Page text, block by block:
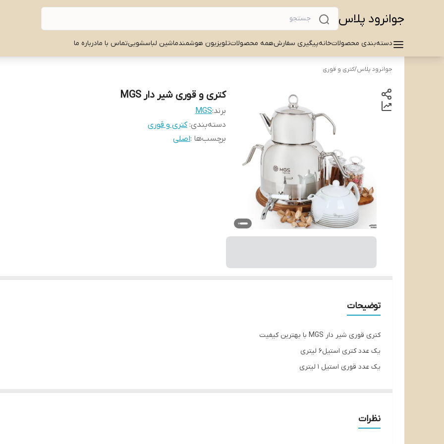
جوانرود پلاس
دسته‌بندی محصولاتخانهپیگیری سفارشهمه محصولاتتلویزیون هوشمندماشین لباسشوییتماس با مادرباره ما
جوانرود پلاس/کتری و قوری
کتری و قوری شیر دار MGS
برند:MGS
دسته‌بندی:کتری و قوری
برچسب‌ها :اصلی
توضیحات
کتری قوری شیر دار MGS با بهترین کیفیت
یک عدد کتری استیل۶ لیتری
یک عدد قوری استیل ۱ لیتری
نظرات